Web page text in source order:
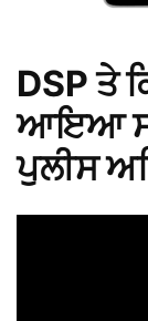
DSP ਤੇ
ਆਇਆ
ਪੁਲੀਸ